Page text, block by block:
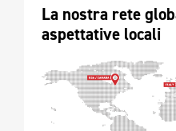
La nostra rete
aspettative locali